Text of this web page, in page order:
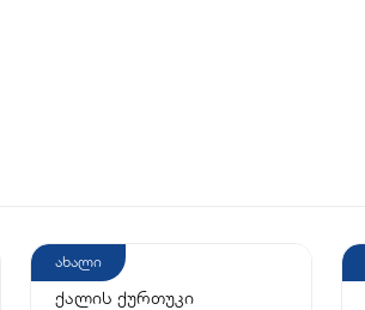
ახალი
ქალის ქურთუკი